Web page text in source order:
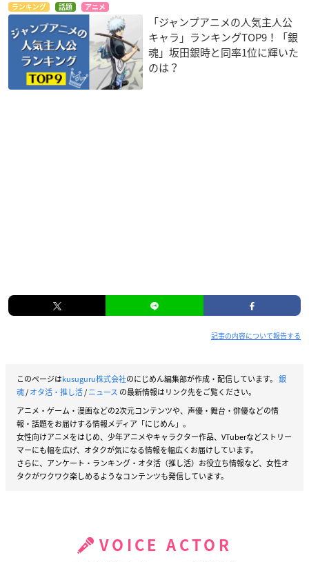
ランキング 話題 アニメ
「ジャンプアニメの人気主人公
キャラ」ランキングTOP9！「銀
魂」坂田銀時と同率1位に輝いた
のは？
記事の内容について報告する
このページはkusuguru株式会社のにじめん編集部が作成・配信しています。 銀
魂/オタ活・推し活/ニュース の最新情報はリンク先をご覧ください。
アニメ・ゲーム・漫画などの2次元コンテンツや、声優・舞台・俳優などの情
報・話題をお届けする情報メディア「にじめん」。
女性向けアニメをはじめ、少年アニメやキャラクター作品、VTuberなどストリー
マーにも幅を広げ、オタクが気になる情報を幅広くお届けしています。
さらに、アンケート・ランキング・オタ活（推し活）お役立ち情報など、女性オ
タクがワクワク楽しめるようなコンテンツも発信しています。
VOICE ACTOR